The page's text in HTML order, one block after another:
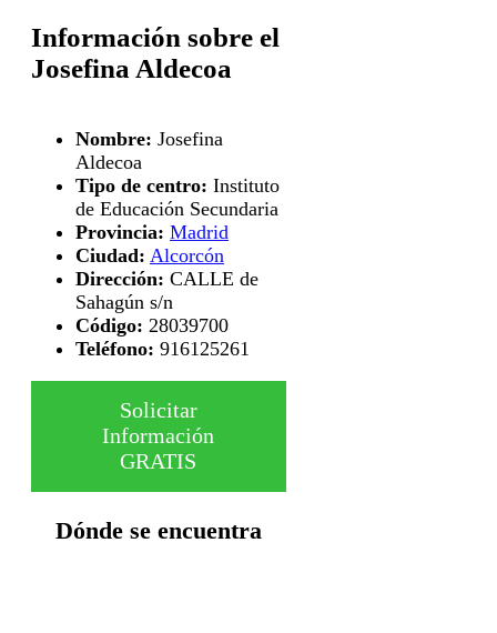
Información sobre el
Josefina Aldecoa
Nombre: Josefina
Aldecoa
Tipo de centro: Instituto
de Educación Secundaria
Provincia: Madrid
Ciudad: Alcorcón
Dirección: CALLE de
Sahagún s/n
Código: 28039700
Teléfono: 916125261
Solicitar
Información
GRATIS
Dónde se encuentra